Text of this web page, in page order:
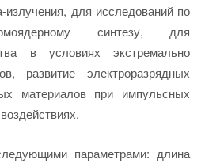
излучения, для исследований по
синтезу, для
в условиях экстремально
развитие электроразрядных
материалов при импульсных
параметрами: длина